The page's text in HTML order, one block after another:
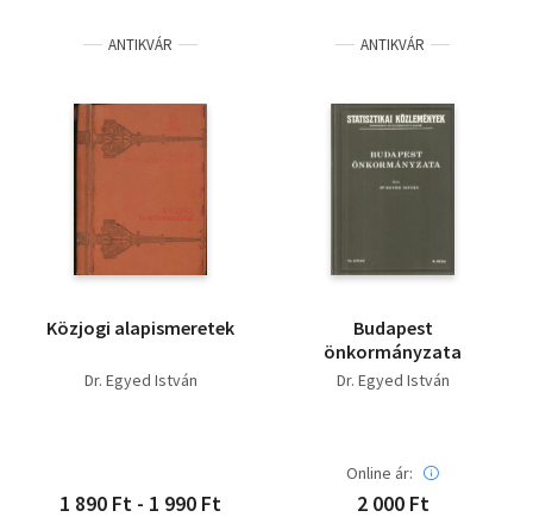
ANTIKVÁR
Közjogi alapismeretek
Dr. Egyed István
1 890 Ft - 1 990 Ft
ANTIKVÁR
Budapest
önkormányzata
Dr. Egyed István
Online ár:
2 000 Ft